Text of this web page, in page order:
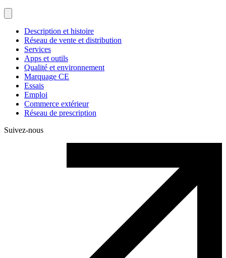
Description et histoire
Réseau de vente et distribution
Services
Apps et outils
Qualité et environnement
Marquage CE
Essais
Emploi
Commerce extérieur
Réseau de prescription
Suivez-nous